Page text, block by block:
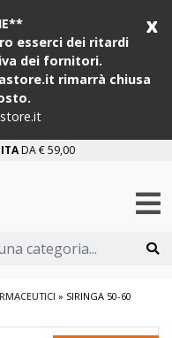
x
esserci dei ritardi
dei fornitori.
rimarrà chiusa
DA € 59,00
» SIRINGA 50-60